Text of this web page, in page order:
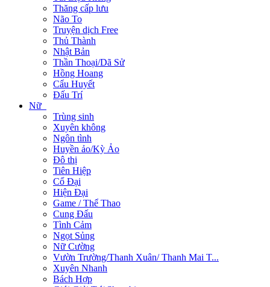
Thăng cấp lưu
Não To
Truyện dịch Free
Thủ Thành
Nhật Bản
Thần Thoại/Dã Sử
Hồng Hoang
Cẩu Huyết
Đấu Trí
Nữ
Trùng sinh
Xuyên không
Ngôn tình
Huyền ảo/Kỳ Ảo
Đô thị
Tiên Hiệp
Cổ Đại
Hiện Đại
Game / Thể Thao
Cung Đấu
Tình Cảm
Ngọt Sủng
Nữ Cường
Vườn Trường/Thanh Xuân/ Thanh Mai T...
Xuyên Nhanh
Bách Hợp